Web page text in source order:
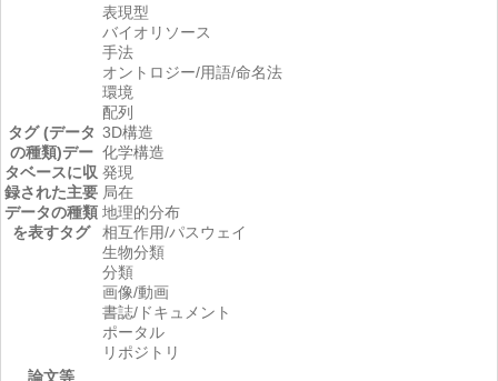
タグ (データ
の種類)デー
タベースに収
録された主要
データの種類
を表すタグ
表現型
バイオリソース
手法
オントロジー/用語/命名法
環境
配列
3D構造
化学構造
発現
局在
地理的分布
相互作用/パスウェイ
生物分類
分類
画像/動画
書誌/ドキュメント
ポータル
リポジトリ
論文等